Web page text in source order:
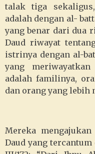
talak tiga
adalah dengan al-
yang benar dari dua
Daud riwayat
istrinya dengan al-
yang
adalah familinya,
dan orang yang
Mereka
Daud yang